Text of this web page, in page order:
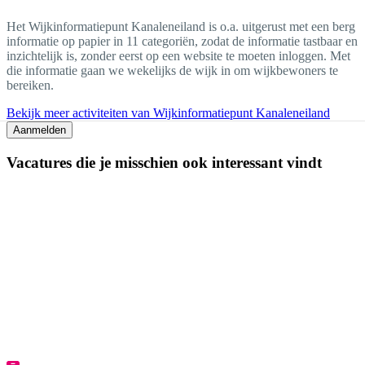
Het Wijkinformatiepunt Kanaleneiland is o.a. uitgerust met een berg
informatie op papier in 11 categoriën, zodat de informatie tastbaar en
inzichtelijk is, zonder eerst op een website te moeten inloggen. Met
die informatie gaan we wekelijks de wijk in om wijkbewoners te
bereiken.
Bekijk meer activiteiten van Wijkinformatiepunt Kanaleneiland
Aanmelden
Vacatures die je misschien ook interessant vindt